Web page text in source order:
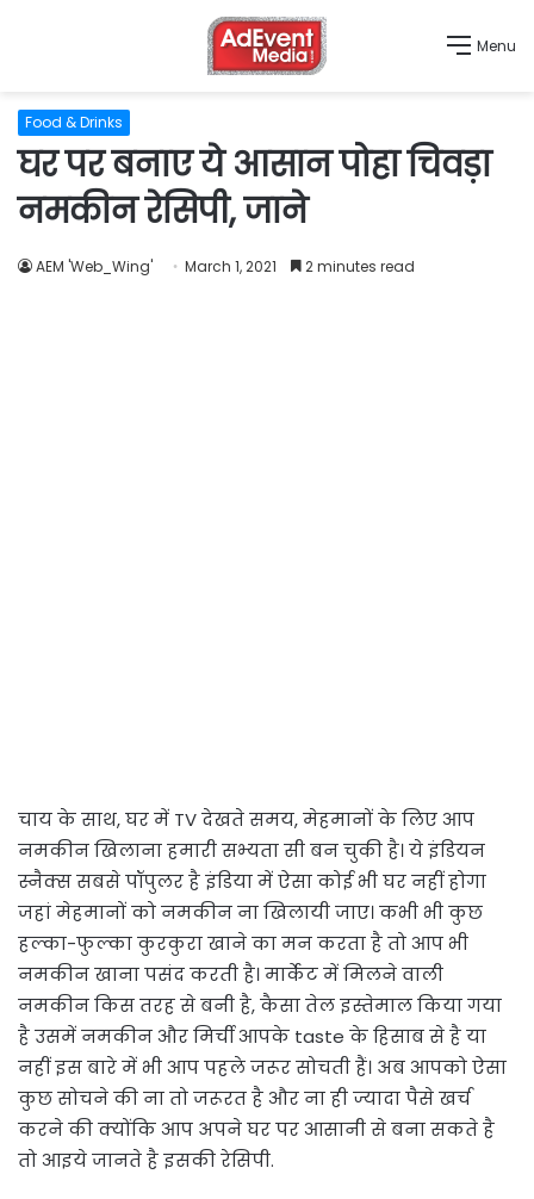
Menu
Food & Drinks
घर पर बनाए ये आसान पोहा चिवड़ा
नमकीन रेसिपी, जाने
AEM 'Web_Wing' March 1, 2021 2 minutes read
चाय के साथ, घर में TV देखते समय, मेहमानों के लिए आप
नमकीन खिलाना हमारी सभ्यता सी बन चुकी है। ये इंडियन
स्नैक्स सबसे पॉपुलर है इंडिया में ऐसा कोई भी घर नहीं होगा
जहां मेहमानों को नमकीन ना खिलायी जाए। कभी भी कुछ
हल्का-फुल्का कुरकुरा खाने का मन करता है तो आप भी
नमकीन खाना पसंद करती है। मार्केट में मिलने वाली
नमकीन किस तरह से बनी है, कैसा तेल इस्तेमाल किया गया
है उसमें नमकीन और मिर्ची आपके taste के हिसाब से है या
नहीं इस बारे में भी आप पहले जरूर सोचती हैं। अब आपको ऐसा
कुछ सोचने की ना तो जरूरत है और ना ही ज्यादा पैसे खर्च
करने की क्योंकि आप अपने घर पर आसानी से बना सकते है
तो आइये जानते है इसकी रेसिपी.